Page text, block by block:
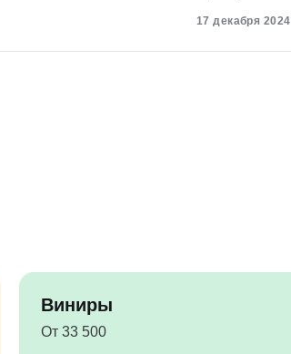
17 декабря 2024
Виниры
От 33 500